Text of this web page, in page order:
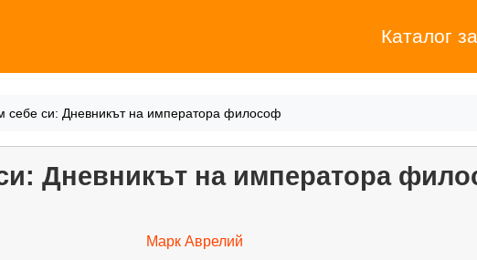
Каталог
себе си: Дневникът на императора философ
Дневникът на императора
Марк Аврелий